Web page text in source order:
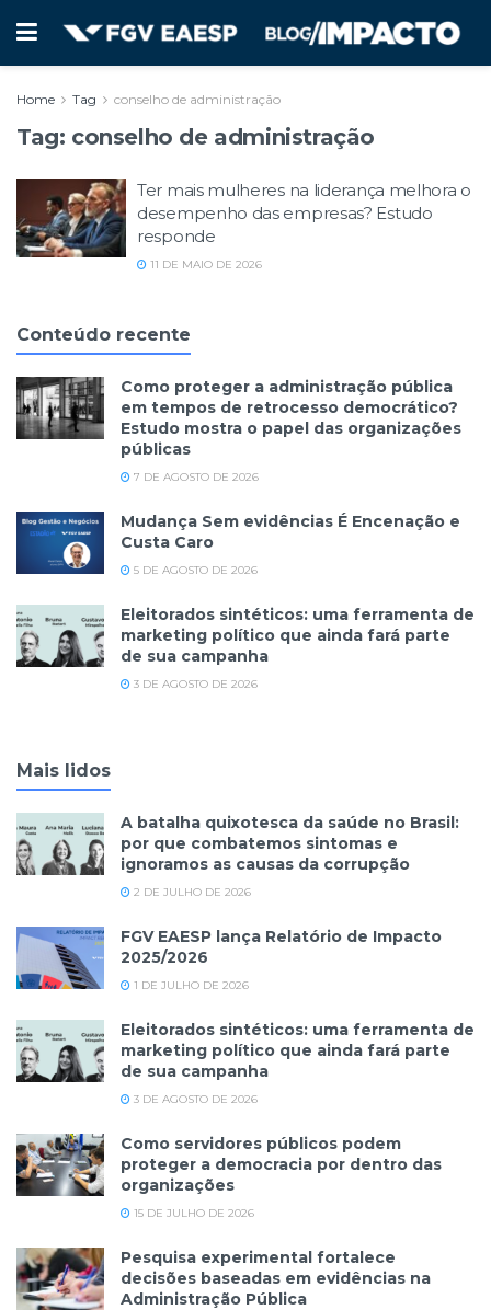
Home Tag conselho de administração
Tag: conselho de administração
Ter mais mulheres na liderança melhora o
desempenho das empresas? Estudo
responde
11 DE MAIO DE 2026
Conteúdo recente
Como proteger a administração pública
em tempos de retrocesso democrático?
Estudo mostra o papel das organizações
públicas
7 DE AGOSTO DE 2026
Mudança Sem evidências É Encenação e
Custa Caro
5 DE AGOSTO DE 2026
Eleitorados sintéticos: uma ferramenta de
marketing político que ainda fará parte
de sua campanha
3 DE AGOSTO DE 2026
Mais lidos
A batalha quixotesca da saúde no Brasil:
por que combatemos sintomas e
ignoramos as causas da corrupção
2 DE JULHO DE 2026
FGV EAESP lança Relatório de Impacto
2025/2026
1 DE JULHO DE 2026
Eleitorados sintéticos: uma ferramenta de
marketing político que ainda fará parte
de sua campanha
3 DE AGOSTO DE 2026
Como servidores públicos podem
proteger a democracia por dentro das
organizações
15 DE JULHO DE 2026
Pesquisa experimental fortalece
decisões baseadas em evidências na
Administração Pública